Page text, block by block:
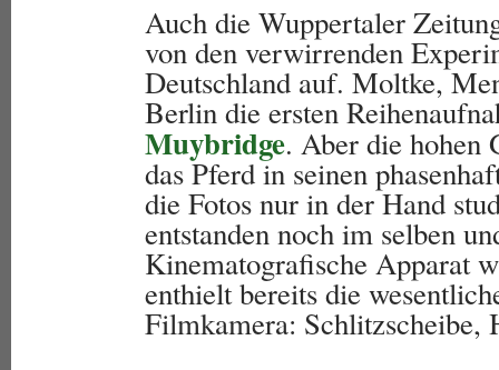
Auch die Wuppertaler
von den verwirrenden
Deutschland auf. Moltke,
Berlin die ersten
Muybridge. Aber die hohen
das Pferd in seinen
die Fotos nur in der Hand
entstanden noch im selben
Kinematografische Apparat
enthielt bereits die
Filmkamera: Schlitzscheibe,